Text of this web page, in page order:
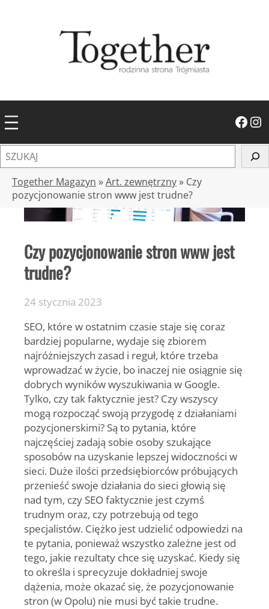
Facebook Instagram
z
Together Magazyn »Art. zewnętrzny» Czy
pozycjonowanie stron www jest trudne?
Czy pozycjonowanie stron www jest
trudne?
24 stycznia 2023
SEO, które w ostatnim czasie staje się coraz
bardziej popularne, wydaje się zbiorem
najróżniejszych zasad i reguł, które trzeba
wprowadzać w życie, bo inaczej nie osiągnie się
dobrych wyników wyszukiwania w Google.
Tylko, czy tak faktycznie jest? Czy wszyscy
mogą rozpocząć swoją przygodę z działaniami
pozycjonerskimi? Są to pytania, które
najczęściej zadają sobie osoby szukające
sposobów na uzyskanie lepszej widoczności w
sieci. Duże ilości przedsiębiorców próbujących
przenieść swoje działania do sieci głowią się
nad tym, czy SEO faktycznie jest czymś
trudnym oraz, czy potrzebują od tego
specjalistów. Ciężko jest udzielić odpowiedzi na
te pytania, ponieważ wszystko zależne jest od
tego, jakie rezultaty chce się uzyskać. Kiedy się
to określa i sprecyzuje dokładniej swoje
dążenia, może okazać się, że pozycjonowanie
stron (w Opolu) nie musi być takie trudne.